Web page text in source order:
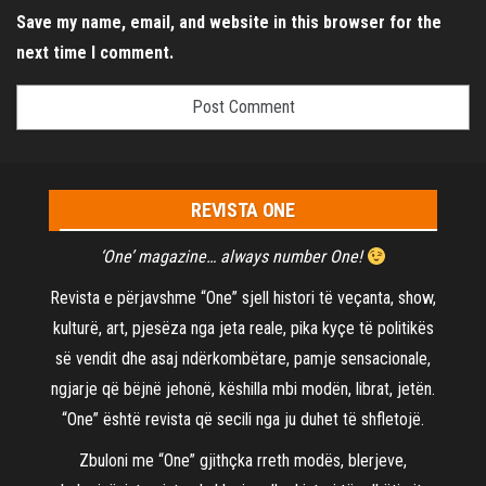
Save my name, email, and website in this browser for the
next time I comment.
REVISTA ONE
‘One’ magazine… always number One!
Revista e përjavshme “One” sjell histori të veçanta, show,
kulturë, art, pjesëza nga jeta reale, pika kyçe të politikës
së vendit dhe asaj ndërkombëtare, pamje sensacionale,
ngjarje që bëjnë jehonë, këshilla mbi modën, librat, jetën.
“One” është revista që secili nga ju duhet të shfletojë.
Zbuloni me “One” gjithçka rreth modës, blerjeve,